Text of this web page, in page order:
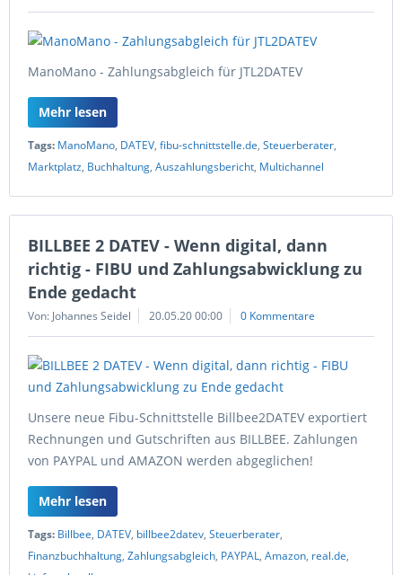
ManoMano - Zahlungsabgleich für JTL2DATEV
Mehr lesen
Tags: ManoMano, DATEV, fibu-schnittstelle.de, Steuerberater,
Marktplatz, Buchhaltung, Auszahlungsbericht, Multichannel
BILLBEE 2 DATEV - Wenn digital, dann
richtig - FIBU und Zahlungsabwicklung zu
Ende gedacht
Von: Johannes Seidel 20.05.20 00:00 0 Kommentare
Unsere neue Fibu-Schnittstelle Billbee2DATEV exportiert
Rechnungen und Gutschriften aus BILLBEE. Zahlungen
von PAYPAL und AMAZON werden abgeglichen!
Mehr lesen
Tags: Billbee, DATEV, billbee2datev, Steuerberater,
Finanzbuchhaltung, Zahlungsabgleich, PAYPAL, Amazon, real.de,